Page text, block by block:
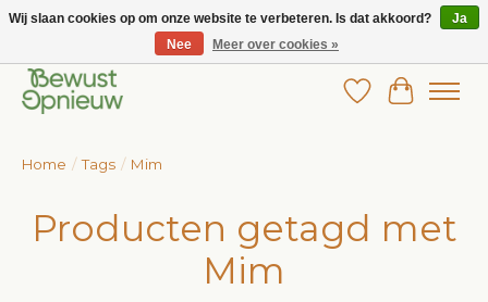
Wij bieden het grootste aanbod in betaalbare kinderkleding!
Verlanglijst
Home / Tags / Mim
Producten getagd met
Mim
Wij slaan cookies op om onze website te verbeteren. Is dat akkoord?
Ja
Nee
Meer over cookies »